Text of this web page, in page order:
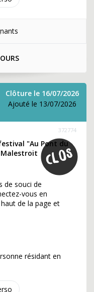
Clôture le 16/07/2026
Ajouté le 13/07/2026
372774
"Au Pont du
Malestroit
de souci de
vous en
de la page et
résidant en